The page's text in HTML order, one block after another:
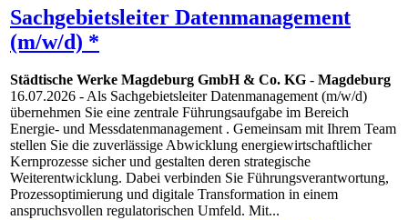
Sachgebietsleiter Datenmanagement
(m/w/d) *
Städtische Werke Magdeburg GmbH & Co. KG - Magdeburg
16.07.2026 - Als Sachgebietsleiter Datenmanagement (m/w/d)
übernehmen Sie eine zentrale Führungsaufgabe im Bereich
Energie- und Messdatenmanagement . Gemeinsam mit Ihrem Team
stellen Sie die zuverlässige Abwicklung energiewirtschaftlicher
Kernprozesse sicher und gestalten deren strategische
Weiterentwicklung. Dabei verbinden Sie Führungsverantwortung,
Prozessoptimierung und digitale Transformation in einem
anspruchsvollen regulatorischen Umfeld. Mit...